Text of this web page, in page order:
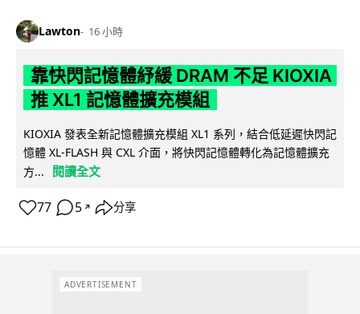
Lawton 16 小時
靠快閃記憶體紓緩 DRAM 不足 KIOXIA
推 XL1 記憶體擴充模組
KIOXIA 發表全新記憶體擴充模組 XL1 系列，結合低延遲快閃記
憶體 XL-FLASH 與 CXL 介面，將快閃記憶體轉化為記憶體擴充
方...
閱讀全文
77 5 ↗ 分享
ADVERTISEMENT